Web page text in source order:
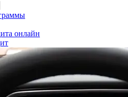
онлайн